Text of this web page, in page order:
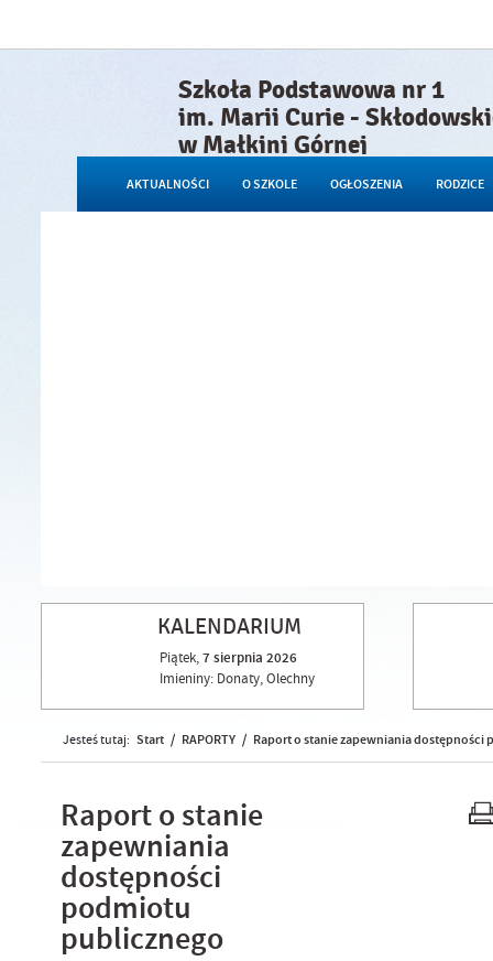
Szkoła Podstawowa nr 1
im. Marii Curie -
w Małkini Górnej
AKTUALNOŚCI O SZKOLE OGŁOSZENIA RODZICE
KALENDARIUM
Piątek,7 sierpnia 2026
Imieniny: Donaty, Olechny
Jesteś tutaj: Start / RAPORTY / Raport o stanie zapewniania
Raport o stanie
zapewniania
dostępności
podmiotu
publicznego